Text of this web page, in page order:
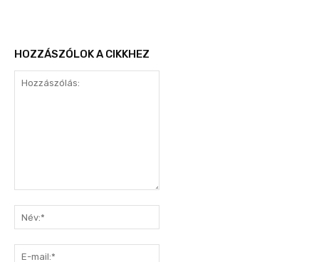
HOZZÁSZÓLOK A CIKKHEZ